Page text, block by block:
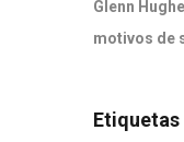
Glenn
motivos de
Etiquetas